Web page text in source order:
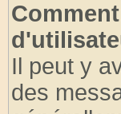
Il peut y
des